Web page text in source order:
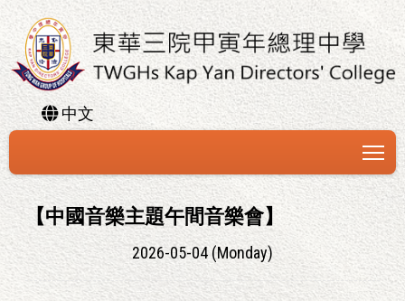
中文
【中國音樂主題午間音樂會】
2026-05-04 (Monday)